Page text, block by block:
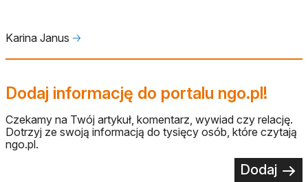
Karina Janus 🡢
Dodaj informację do portalu ngo.pl!
Czekamy na Twój artykuł, komentarz, wywiad czy relację.
Dotrzyj ze swoją informacją do tysięcy osób, które czytają
ngo.pl.
Dodaj